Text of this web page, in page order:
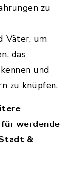
zu
Väter, um
das
und
zu knüpfen.
werdende
&